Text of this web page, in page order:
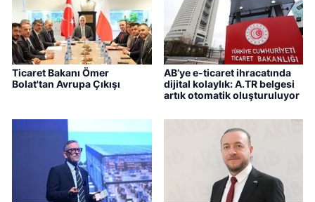
Ticaret Bakanı Ömer
Bolat'tan Avrupa Çıkışı
AB’ye e-ticaret ihracatında
dijital kolaylık: A.TR belgesi
artık otomatik oluşturuluyor